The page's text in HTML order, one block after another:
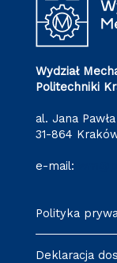
Wydział
Politechniki
al. Jana
31-864
e-mail:
Polityka
Deklaracja